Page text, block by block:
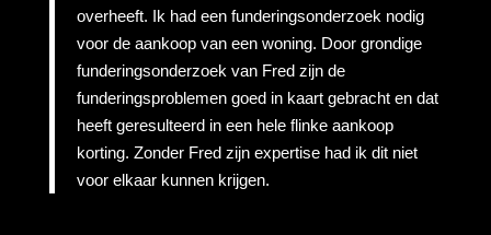
overheeft. Ik had een funderingsonderzoek nodig
voor de aankoop van een woning. Door grondige
funderingsonderzoek van Fred zijn de
funderingsproblemen goed in kaart gebracht en dat
heeft geresulteerd in een hele flinke aankoop
korting. Zonder Fred zijn expertise had ik dit niet
voor elkaar kunnen krijgen.